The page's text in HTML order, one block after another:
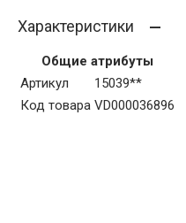
Характеристики
Общие атрибуты
Артикул
15039**
Код товара VD000036896